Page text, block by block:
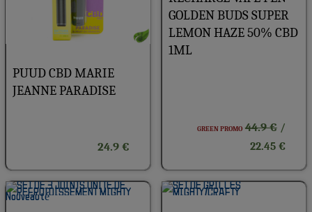
PUUD CBD MARIE
JEANNE PARADISE
24.9 €
GOLDEN BUDS SUPER
LEMON HAZE 50% CBD
1ML
GREEN PROMO 44.9 €/
22.45 €